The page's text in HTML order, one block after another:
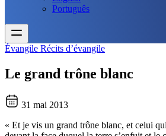
Português
Évangile Récits d’évangile
Le grand trône blanc
31 mai 2013
« Et je vis un grand trône blanc, et celui